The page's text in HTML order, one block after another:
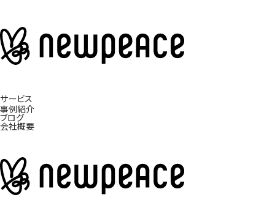
サービス
事例紹介
ブログ
会社概要